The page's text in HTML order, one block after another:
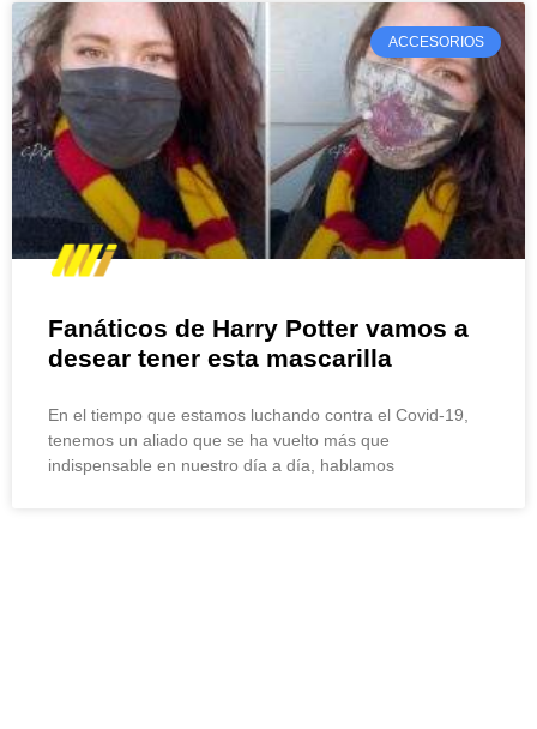
ACCESORIOS
Fanáticos de Harry Potter vamos a
desear tener esta mascarilla
En el tiempo que estamos luchando contra el Covid-19,
tenemos un aliado que se ha vuelto más que
indispensable en nuestro día a día, hablamos